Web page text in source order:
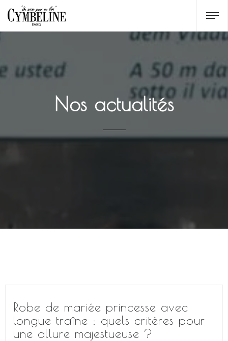
Nos actualités
Robe de mariée princesse avec
longue traîne : quels critères pour
une allure majestueuse ?